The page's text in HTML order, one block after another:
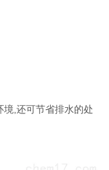
境,还可节省排水的处